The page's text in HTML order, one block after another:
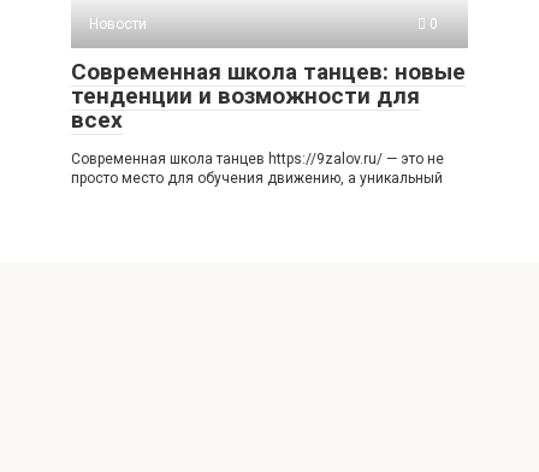
Новости
0
Современная школа танцев: новые
тенденции и возможности для
всех
Современная школа танцев https://9zalov.ru/ — это не
просто место для обучения движению, а уникальный